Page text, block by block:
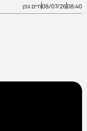
08:40
08/07/26חיים גפן